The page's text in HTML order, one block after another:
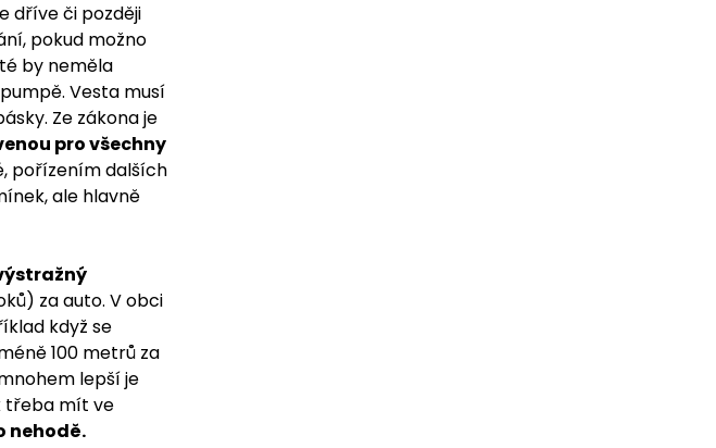
dříve či později
pokud možno
by neměla
Vesta musí
Ze zákona je
pro všechny
pořízením dalších
ale hlavně
za auto. V obci
když se
100 metrů za
lepší je
třeba mít ve
nehodě.